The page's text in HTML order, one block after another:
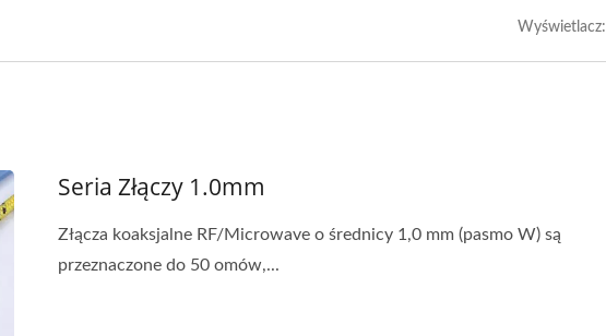
Wyświetlacz:
Seria Złączy 1.0mm
Złącza koaksjalne RF/Microwave o średnicy 1,0 mm (pasmo W) są
przeznaczone do 50 omów,...